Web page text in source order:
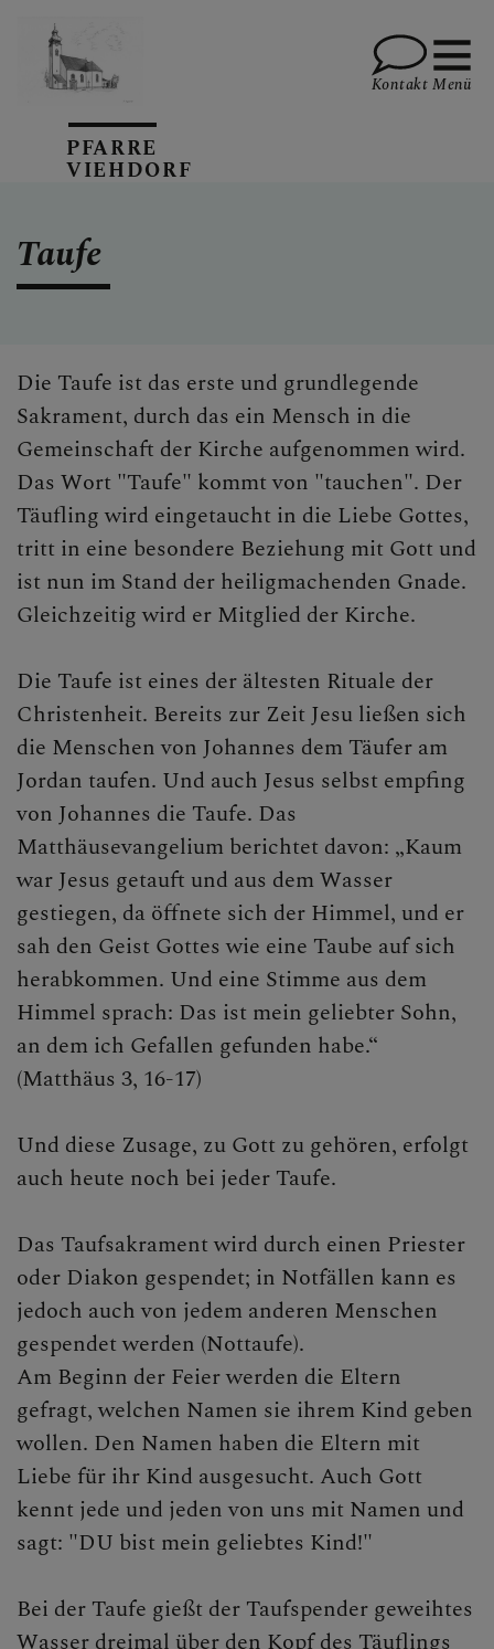
PFARRBLATT
PFARRE
SAKRAMENTE
Taufe
Eucharistie
Buße
Firmung
Ehe und Hochzeit
KONTAKT
AKTUELL
PFARRE
VIEHDORF
Kontakt Menü
Taufe
Die Taufe ist das erste und grundlegende
Sakrament, durch das ein Mensch in die
Gemeinschaft der Kirche aufgenommen wird.
Das Wort "Taufe" kommt von "tauchen". Der
Täufling wird eingetaucht in die Liebe Gottes,
tritt in eine besondere Beziehung mit Gott und
ist nun im Stand der heiligmachenden Gnade.
Gleichzeitig wird er Mitglied der Kirche.
Die Taufe ist eines der ältesten Rituale der
Christenheit. Bereits zur Zeit Jesu ließen sich
die Menschen von Johannes dem Täufer am
Jordan taufen. Und auch Jesus selbst empfing
von Johannes die Taufe. Das
Matthäusevangelium berichtet davon: „Kaum
war Jesus getauft und aus dem Wasser
gestiegen, da öffnete sich der Himmel, und er
sah den Geist Gottes wie eine Taube auf sich
herabkommen. Und eine Stimme aus dem
Himmel sprach: Das ist mein geliebter Sohn,
an dem ich Gefallen gefunden habe.“
(Matthäus 3, 16-17)
Und diese Zusage, zu Gott zu gehören, erfolgt
auch heute noch bei jeder Taufe.
Das Taufsakrament wird durch einen Priester
oder Diakon gespendet; in Notfällen kann es
jedoch auch von jedem anderen Menschen
gespendet werden (Nottaufe).
Am Beginn der Feier werden die Eltern
gefragt, welchen Namen sie ihrem Kind geben
wollen. Den Namen haben die Eltern mit
Liebe für ihr Kind ausgesucht. Auch Gott
kennt jede und jeden von uns mit Namen und
sagt: "DU bist mein geliebtes Kind!"
Bei der Taufe gießt der Taufspender geweihtes